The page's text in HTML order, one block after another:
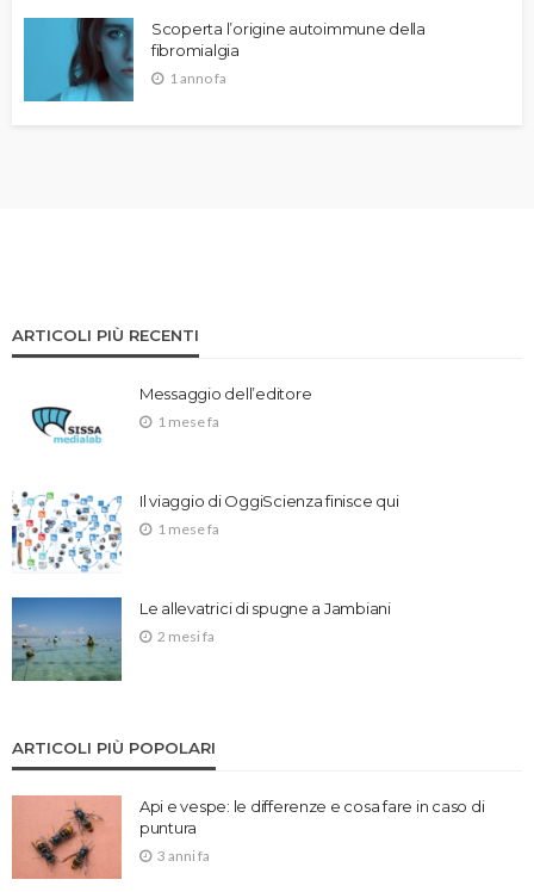
Scoperta l’origine autoimmune della
fibromialgia
1 anno fa
ARTICOLI PIÙ RECENTI
Messaggio dell’editore
1 mese fa
Il viaggio di OggiScienza finisce qui
1 mese fa
Le allevatrici di spugne a Jambiani
2 mesi fa
ARTICOLI PIÙ POPOLARI
Api e vespe: le differenze e cosa fare in caso di
puntura
3 anni fa